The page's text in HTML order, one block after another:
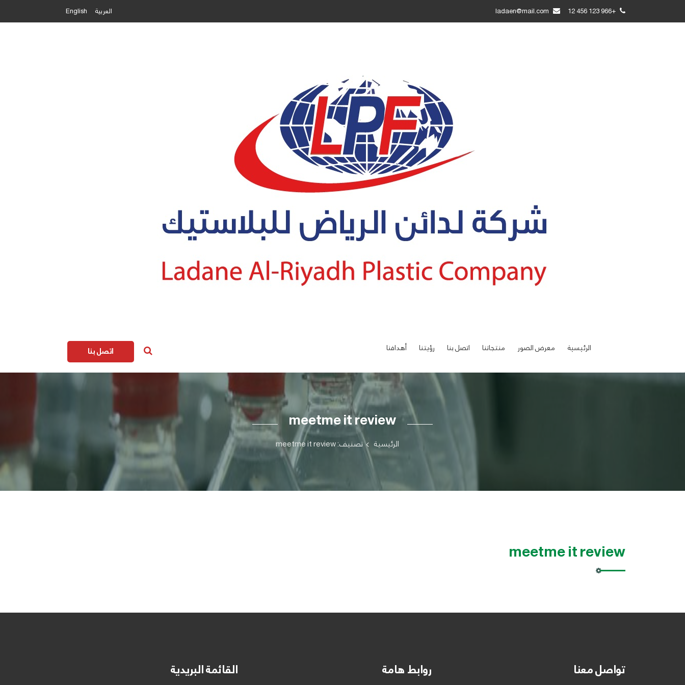
+966 123 456 12 العربية English
الرئيسية معرض الصور منتجاتنا اتصل بنا رؤيتنا أهدافنا اتصل بنا
meetme it review
الرئيسية تصنيف: meetme it review
meetme it review
تواصل معنا روابط هامة القائمة البريدية